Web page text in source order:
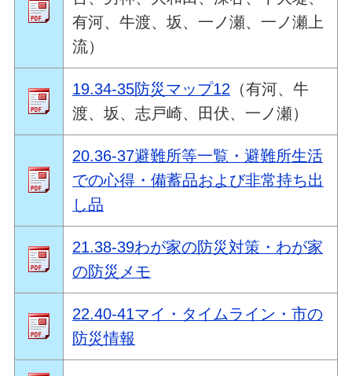
有河、牛渡、坂、一ノ瀬、一ノ瀬上
流）
19.34-35防災マップ12 （有河、牛
渡、坂、志戸崎、田伏、一ノ瀬）
20.36-37避難所等一覧・避難所生活
での心得・備蓄品および非常持ち出
し品
21.38-39わが家の防災対策・わが家
の防災メモ
22.40-41マイ・タイムライン・市の
防災情報